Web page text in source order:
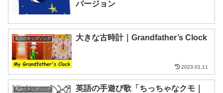
バージョン
英語のキッズソング 大きな古時計｜Grandfather’s Clock
2023.01.11
英語のキッズソング
英語の手遊び歌「ちっちゃなクモ｜